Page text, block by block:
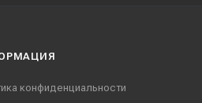
конфиденциальности